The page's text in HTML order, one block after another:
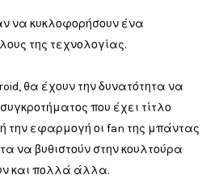
να κυκλοφορήσουν ένα
της τεχνολογίας.
θα έχουν την δυνατότητα να
που έχει τίτλο
την εφαρμογή οι fan της μπάντας
να βυθιστούν στην κουλτούρα
και πολλά άλλα.